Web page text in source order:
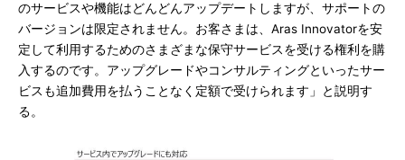
のサービスや機能はどんどんアップデートしますが、サポートの
バージョンは限定されません。お客さまは、Aras Innovatorを安
定して利用するためのさまざまな保守サービスを受ける権利を購
入するのです。アップグレードやコンサルティングといったサー
ビスも追加費用を払うことなく定額で受けられます」と説明す
る。